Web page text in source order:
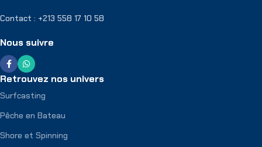
Contact : +213 558 17 10 58
Nous suivre
Retrouvez nos univers
Surfcasting
Pêche en Bateau
Shore et Spinning